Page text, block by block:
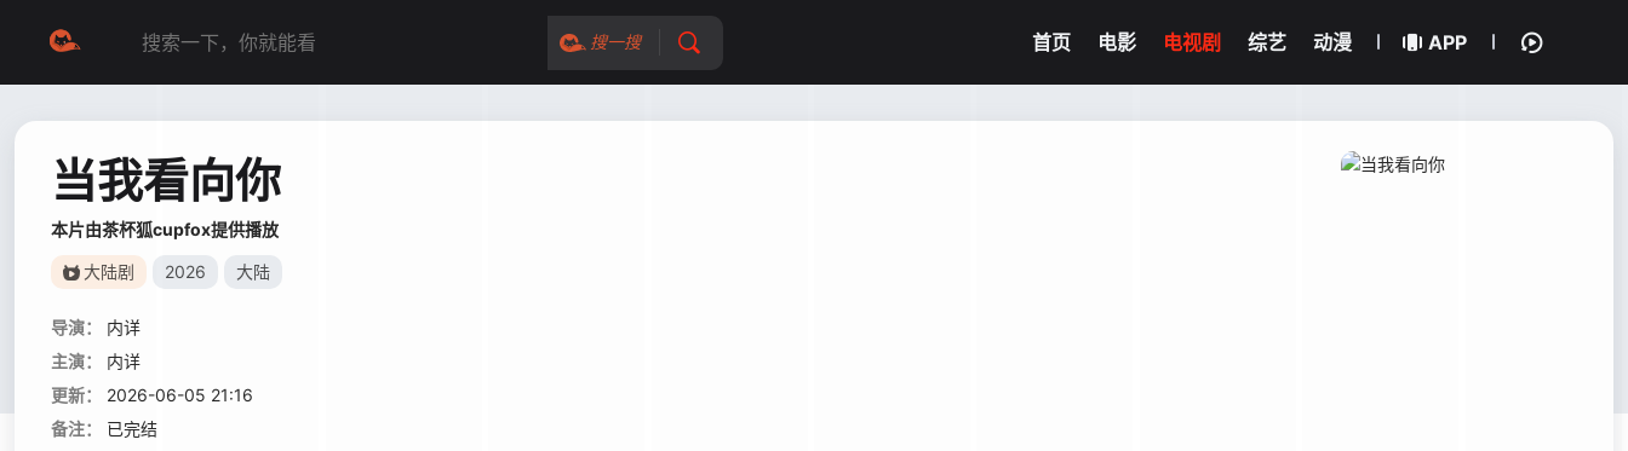
搜一搜 首页 电影 电视剧 综艺 动漫 APP
当我看向你
本片由茶杯狐cupfox提供播放
大陆剧 2026 大陆
导演：
内详
主演：
内详
更新：
2026-06-05 21:16
备注：
已完结